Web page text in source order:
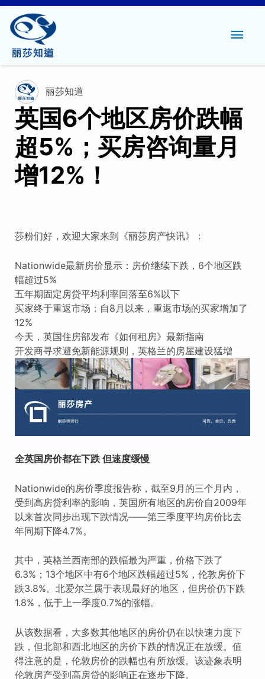
主
菜
丽莎知道
英国6个地区房价跌幅
超5%；买房咨询量月
增12%！
莎粉们好，欢迎大家来到《丽莎房产快讯》：
Nationwide最新房价显示：房价继续下跌，6个地区跌
幅超过5%
五年期固定房贷平均利率回落至6%以下
买家终于重返市场：自8月以来，重返市场的买家增加了
12%
今天，英国住房部发布《如何租房》最新指南
开发商寻求避免新能源规则，英格兰的房屋建设猛增
全英国房价都在下跌 但速度缓慢
Nationwide的房价季度报告称，截至9月的三个月内，
受到高房贷利率的影响，英国所有地区的房价自2009年
以来首次同步出现下跌情况——第三季度平均房价比去
年同期下降4.7%。
其中，英格兰西南部的跌幅最为严重，价格下跌了
6.3%；13个地区中有6个地区跌幅超过5%，伦敦房价下
跌3.8%。北爱尔兰属于表现最好的地区，但房价仍下跌
1.8%，低于上一季度0.7%的涨幅。
从该数据看，大多数其他地区的房价仍在以快速力度下
跌，但北部和西北地区的房价下跌的情况正在放缓。值
得注意的是，伦敦房价的跌幅也有所放缓。该迹象表明
伦敦房产受到高房贷的影响正在逐步下降。